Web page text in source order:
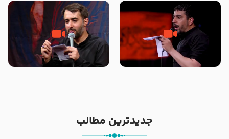
هیئت رایة العباس علیه السلام
تک ، عبّاس، صاحب دل‌هاست –
حاج حنیف طاهری – عزاداری شب
من غلام نوکراتم من عاشق کربلاتم
– شور زمینه – شب هفتم – محرم
جدیدترین مطالب